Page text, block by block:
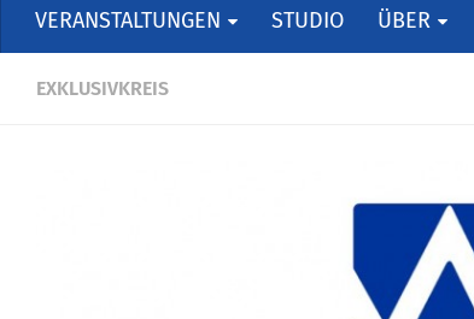
VERANSTALTUNGEN STUDIO ÜBER
EXKLUSIVKREIS